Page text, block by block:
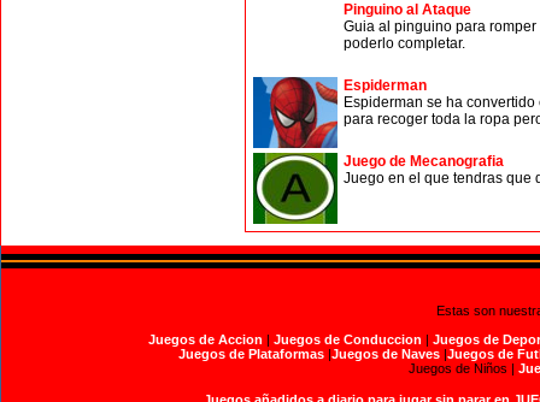
Pinguino al Ataque
Guia al pinguino para
poderlo completar.
Espiderman
Espiderman se ha
para recoger toda la ropa
Juego de Mecanografia
Juego en el que tendras que
Estas son
Juegos de Accion | Juegos de Conduccion | Juegos de
Juegos de Plataformas|Juegos de Naves|Juegos de
Juegos de Niños |